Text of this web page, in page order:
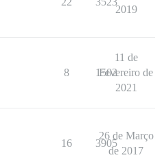
2019
8 1502
11 de
Fevereiro de
2021
16 3905
26 de Março
de 2017